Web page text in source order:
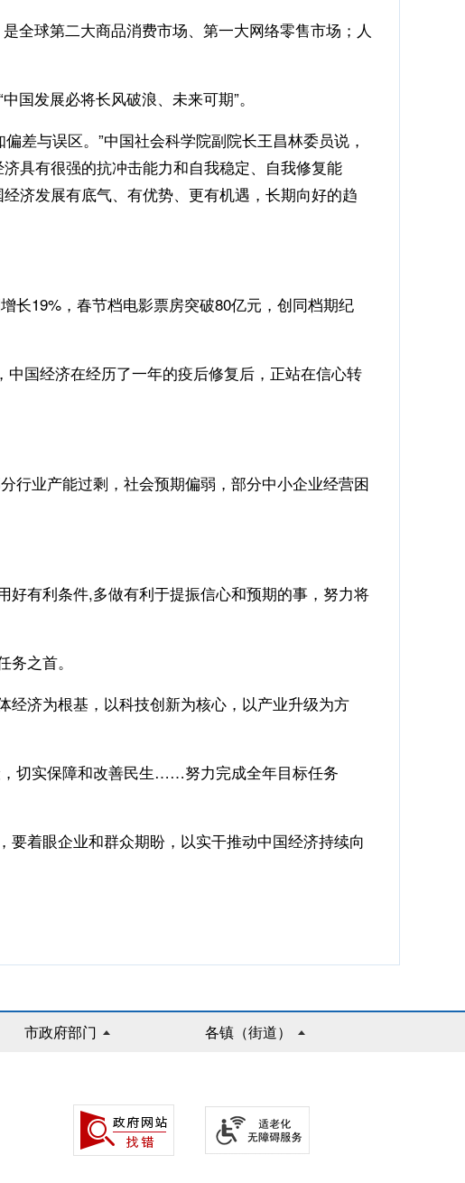
全球第二大商品消费市场、第一大网络零售市场；人
国发展必将长风破浪、未来可期”。
与误区。”中国社会科学院副院长王昌林委员说，
具有很强的抗冲击能力和自我稳定、自我修复能
济发展有底气、有优势、更有机遇，长期向好的趋
19%，春节档电影票房突破80亿元，创同档期纪
国经济在经历了一年的疫后修复后，正站在信心转
业产能过剩，社会预期偏弱，部分中小企业经营困
有利条件,多做有利于提振信心和预期的事，努力将
之首。
济为根基，以科技创新为核心，以产业升级为方
切实保障和改善民生……努力完成全年目标任务
着眼企业和群众期盼，以实干推动中国经济持续向
市政府部门 各镇（街道）